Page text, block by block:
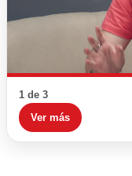
1 de 3
Ver más